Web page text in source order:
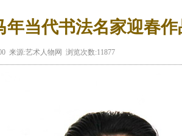
年当代书法名家迎春
来源:艺术人物网 浏览次数:11877